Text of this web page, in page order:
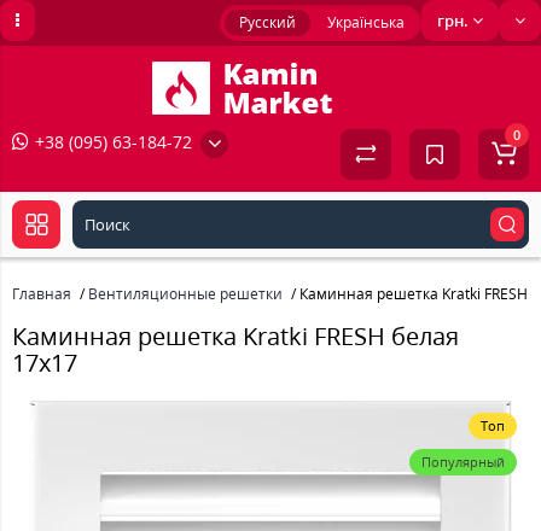
грн.
Русский Українська
+38 (095) 63-184-72 0
Главная Вентиляционные решетки Каминная решетка Kratki FRESH
Каминная решетка Kratki FRESH белая
17x17
Топ
Популярный